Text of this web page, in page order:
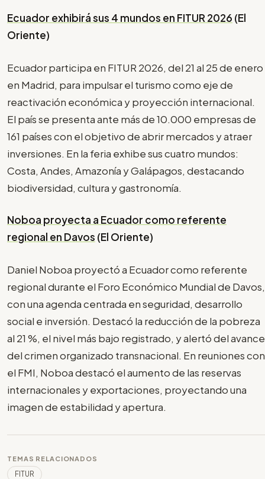
Ecuador exhibirá sus 4 mundos en FITUR 2026 (El
Oriente)
Ecuador participa en FITUR 2026, del 21 al 25 de enero
en Madrid, para impulsar el turismo como eje de
reactivación económica y proyección internacional.
El país se presenta ante más de 10.000 empresas de
161 países con el objetivo de abrir mercados y atraer
inversiones. En la feria exhibe sus cuatro mundos:
Costa, Andes, Amazonía y Galápagos, destacando
biodiversidad, cultura y gastronomía.
Noboa proyecta a Ecuador como referente
regional en Davos (El Oriente)
Daniel Noboa proyectó a Ecuador como referente
regional durante el Foro Económico Mundial de Davos,
con una agenda centrada en seguridad, desarrollo
social e inversión. Destacó la reducción de la pobreza
al 21 %, el nivel más bajo registrado, y alertó del avance
del crimen organizado transnacional. En reuniones con
el FMI, Noboa destacó el aumento de las reservas
internacionales y exportaciones, proyectando una
imagen de estabilidad y apertura.
TEMAS RELACIONADOS
FITUR